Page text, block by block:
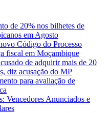
de 20% nos bilhetes de
em Agosto
Código do Processo
fiscal em Moçambique
de adquirir mais de 20
diz acusação do MP
para avaliação de
Vencedores Anunciados e